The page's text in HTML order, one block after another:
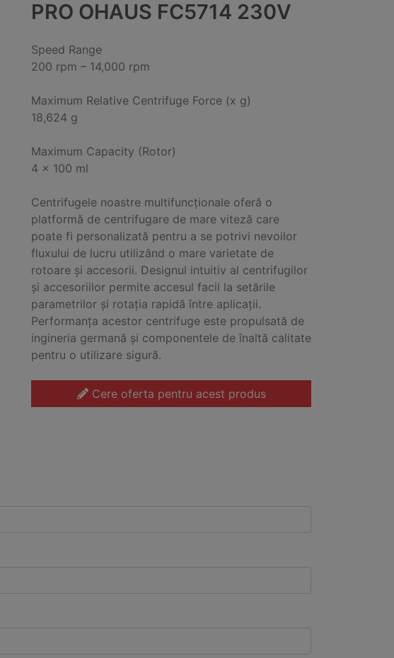
PRO OHAUS FC5714 230V
Speed Range
200 rpm – 14,000 rpm
Maximum Relative Centrifuge Force (x g)
18,624 g
Maximum Capacity (Rotor)
4 x 100 ml
Centrifugele noastre multifuncționale oferă o
platformă de centrifugare de mare viteză care
poate fi personalizată pentru a se potrivi nevoilor
fluxului de lucru utilizând o mare varietate de
rotoare și accesorii. Designul intuitiv al centrifugilor
și accesoriilor permite accesul facil la setările
parametrilor și rotația rapidă între aplicații.
Performanța acestor centrifuge este propulsată de
ingineria germană și componentele de înaltă calitate
pentru o utilizare sigură.
Cere oferta pentru acest produs